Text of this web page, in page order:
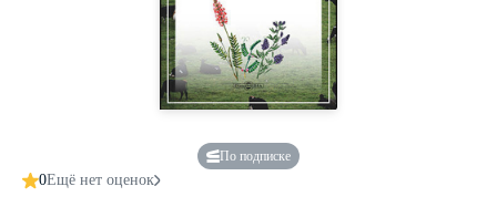
По подписке
0Ещё нет оценок